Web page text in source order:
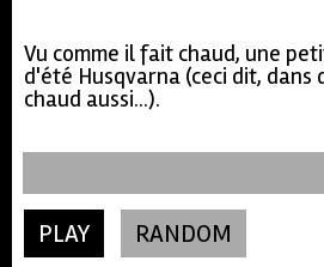
Vu comme il fait chaud, une
d'été Husqvarna (ceci dit, dans
chaud aussi...).
PLAY RANDOM